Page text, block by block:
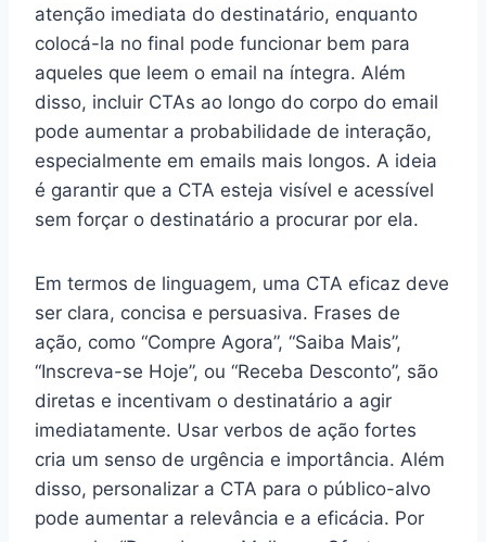
atenção imediata do destinatário, enquanto
colocá-la no final pode funcionar bem para
aqueles que leem o email na íntegra. Além
disso, incluir CTAs ao longo do corpo do email
pode aumentar a probabilidade de interação,
especialmente em emails mais longos. A ideia
é garantir que a CTA esteja visível e acessível
sem forçar o destinatário a procurar por ela.
Em termos de linguagem, uma CTA eficaz deve
ser clara, concisa e persuasiva. Frases de
ação, como “Compre Agora”, “Saiba Mais”,
“Inscreva-se Hoje”, ou “Receba Desconto”, são
diretas e incentivam o destinatário a agir
imediatamente. Usar verbos de ação fortes
cria um senso de urgência e importância. Além
disso, personalizar a CTA para o público-alvo
pode aumentar a relevância e a eficácia. Por